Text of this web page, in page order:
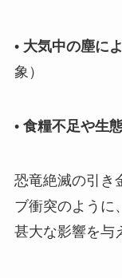
• 大気中の塵に
象）
• 食糧不足や生
恐竜絶滅の引き
ブ衝突のように
甚大な影響を与